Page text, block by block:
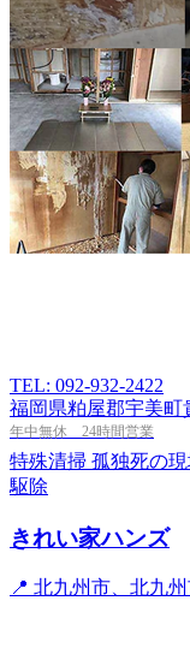
TEL: 092-932-2422
福岡県粕屋郡宇美町
年中無休 24時間営業
特殊清掃 孤独死の
駆除
きれい家ハンズ
📍 北九州市、北九